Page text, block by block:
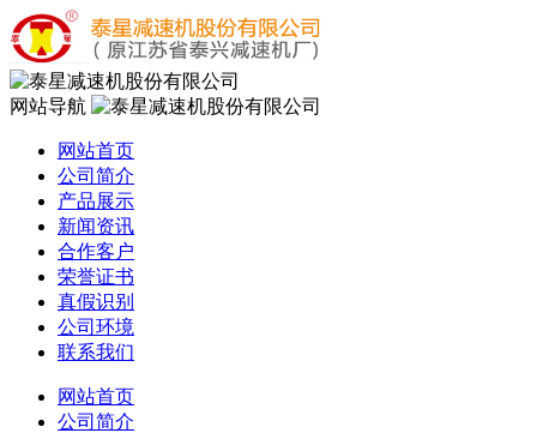
网站导航
网站首页
公司简介
产品展示
新闻资讯
合作客户
荣誉证书
真假识别
公司环境
联系我们
网站首页
公司简介